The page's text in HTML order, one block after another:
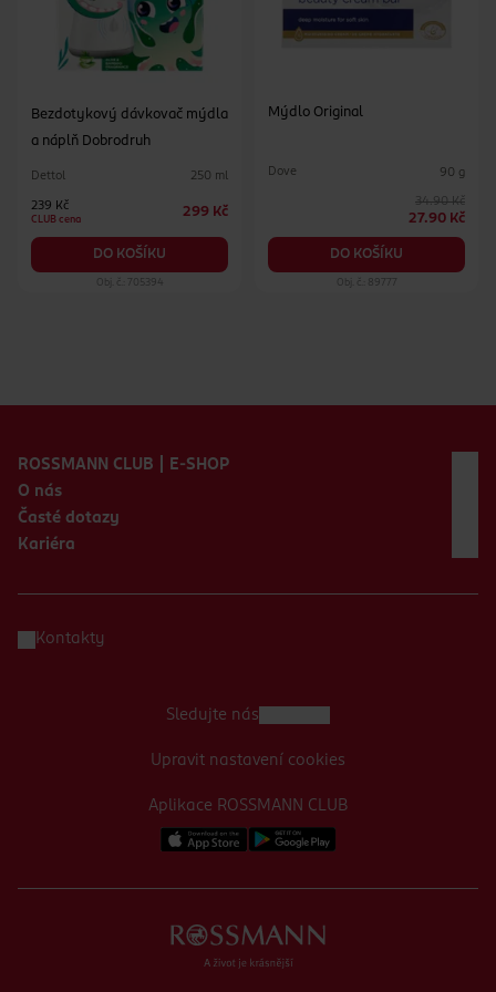
Bezdotykový dávkovač mýdla
a náplň Dobrodruh
Dettol 250 ml
239 Kč
CLUB cena
299 Kč
DO KOŠÍKU
Obj. č.: 705394
Mýdlo Original
Dove 90 g
34.90 Kč
27.90 Kč
DO KOŠÍKU
Obj. č.: 89777
ROSSMANN CLUB | E-SHOP
O nás
Časté dotazy
Kariéra
Kontakty
Aplikace ROSSMANN CLUB
Sledujte nás
Upravit nastavení cookies